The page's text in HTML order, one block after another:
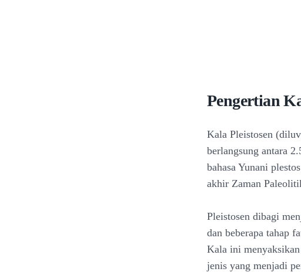
Pengertian
Kala Pleistosen
berlangsung antara
bahasa Yunani
akhir Zaman
Pleistosen dibagi
dan beberapa tahap
Kala ini menyaksikan
jenis yang menjadi